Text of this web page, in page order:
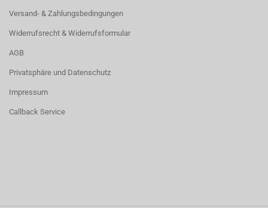
Versand- & Zahlungsbedingungen
Widerrufsrecht & Widerrufsformular
AGB
Privatsphäre und Datenschutz
Impressum
Callback Service